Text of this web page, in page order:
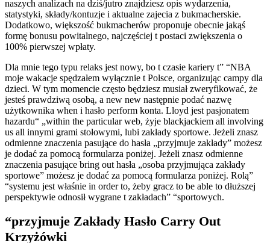
naszych analizach na dziś/jutro znajdziesz opis wydarzenia,
statystyki, składy/kontuzje i aktualne zajecia z bukmacherskie.
Dodatkowo, większość bukmacherów proponuje obecnie jakąś
formę bonusu powitalnego, najczęściej t postaci zwiększenia o
100% pierwszej wpłaty.
Dla mnie tego typu relaks jest nowy, bo t czasie kariery t” “NBA
moje wakacje spędzałem wyłącznie t Polsce, organizując campy dla
dzieci. W tym momencie często będziesz musiał zweryfikować, że
jesteś prawdziwą osobą, a new new następnie podać nazwę
użytkownika when i hasło perform konta. Lloyd jest pasjonatem
hazardu“ „within the particular web, żyje blackjackiem all involving
us all innymi grami stołowymi, lubi zakłady sportowe. Jeżeli znasz
odmienne znaczenia pasujące do hasła „przyjmuje zakłady” możesz
je dodać za pomocą formularza poniżej. Jeżeli znasz odmienne
znaczenia pasujące bring out hasła „osoba przyjmująca zakłady
sportowe” możesz je dodać za pomocą formularza poniżej. Rolą”
“systemu jest właśnie in order to, żeby gracz to be able to dłuższej
perspektywie odnosił wygrane t zakładach” “sportowych.
“przyjmuje Zakłady Hasło Carry Out
Krzyżówki